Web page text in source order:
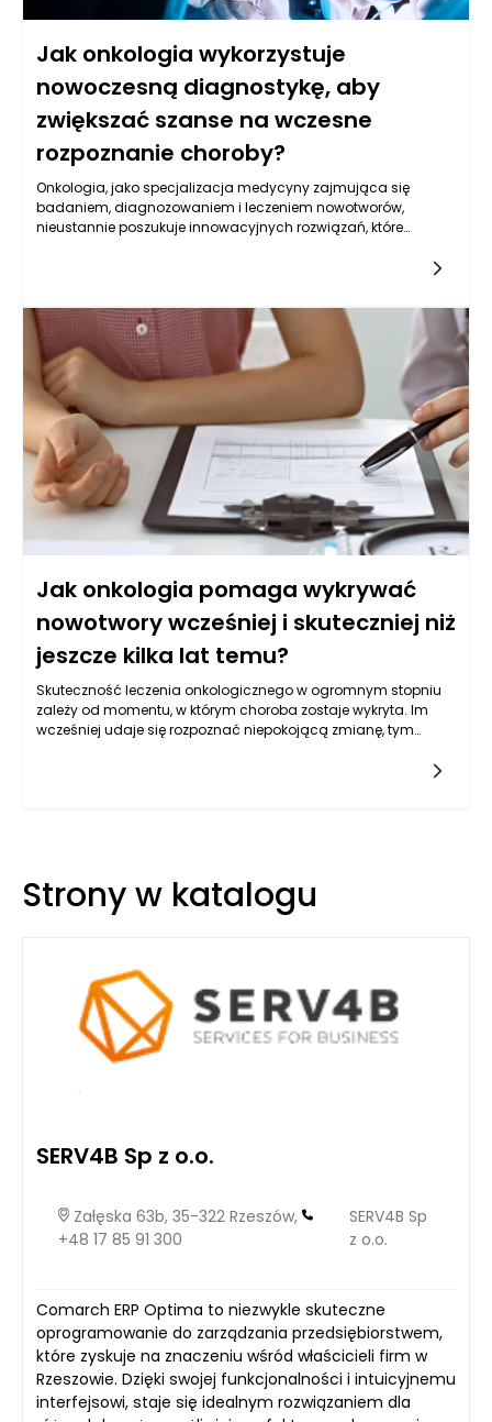
Jak onkologia wykorzystuje
nowoczesną diagnostykę, aby
zwiększać szanse na wczesne
rozpoznanie choroby?
Onkologia, jako specjalizacja medycyny zajmująca się
badaniem, diagnozowaniem i leczeniem nowotworów,
nieustannie poszukuje innowacyjnych rozwiązań, które
rozpoznanie nowotworów jest kluczowe, ponieważ znacząco
długotrwałe przeżycie. Nowoczesne metody diagnostyczne
wykorzystują najnowsze osiągnięcia w zakresie technologii i
nauk biologicznych, co zmienia oblicze onkologii i daje
nadzieję na poprawę wyników leczenia. Wśród tych metod
znajdują się zaawansowane obrazy diagnostyczne,
biomarkery, techniki genetyczne oraz sztuczna inteligencja,
które wspólnie tworzą kompleksowe podejście do
diagnozowania nowotworów.
Jak onkologia pomaga wykrywać
nowotwory wcześniej i skuteczniej niż
jeszcze kilka lat temu?
Skuteczność leczenia onkologicznego w ogromnym stopniu
zależy od momentu, w którym choroba zostaje wykryta. Im
wcześniej udaje się rozpoznać niepokojącą zmianę, tym
jest jeszcze ograniczony, mniej zaawansowany i łatwiejszy do
wychwytywać nieprawidłowości szybciej, precyzyjniej i przy
mniejszym ryzyku opóźnienia. Dla pacjenta oznacza to nie
które często są konieczne przy późnym rozpoznaniu. W
praktyce onkologia Warszawa (więcej szczegółów dostępne
jest pod adresem: spedor.com) coraz częściej kojarzy się
właśnie z takim nowoczesnym podejściem, w którym liczy się
zarówno jakość diagnostyki, jak i szybkość podejmowania
decyzji. Rozwój technologii obrazowania, badań
pozostawiony jedynie klasycznym metodom rozpoznania, ale
coraz częściej korzysta z rozwiązań, które pozwalają zobaczyć
choroba zdąży się rozwinąć.
Strony w katalogu
SERV4B Sp z o.o.
Załęska 63b, 35-322 Rzeszów,
+48 17 85 91 300
SERV4B Sp
z o.o.
Comarch ERP Optima to niezwykle skuteczne
oprogramowanie do zarządzania przedsiębiorstwem,
które zyskuje na znaczeniu wśród właścicieli firm w
Rzeszowie. Dzięki swojej funkcjonalności i intuicyjnemu
interfejsowi, staje się idealnym rozwiązaniem dla